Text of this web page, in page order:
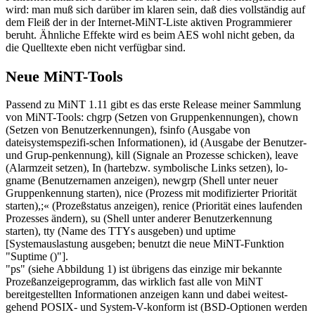
wird: man muß sich darüber im klaren sein, daß dies vollständig auf
dem Fleiß der in der Internet-MiNT-Liste aktiven Programmierer
beruht. Ähnliche Effekte wird es beim AES wohl nicht geben, da
die Quelltexte eben nicht verfügbar sind.
Neue MiNT-Tools
Passend zu MiNT 1.11 gibt es das erste Release meiner Sammlung
von MiNT-Tools: chgrp (Setzen von Gruppenkennungen), chown
(Setzen von Benutzerkennungen), fsinfo (Ausgabe von
dateisystemspezifi-schen Informationen), id (Ausgabe der Benutzer-
und Grup-penkennung), kill (Signale an Prozesse schicken), leave
(Alarmzeit setzen), In (hartebzw. symbolische Links setzen), lo-
gname (Benutzernamen anzeigen), newgrp (Shell unter neuer
Gruppenkennung starten), nice (Prozess mit modifizierter Priorität
starten),;« (Prozeßstatus anzeigen), renice (Priorität eines laufenden
Prozesses ändern), su (Shell unter anderer Benutzerkennung
starten), tty (Name des TTYs ausgeben) und uptime
[Systemauslastung ausgeben; benutzt die neue MiNT-Funktion
"Suptime ()"].
"ps" (siehe Abbildung 1) ist übrigens das einzige mir bekannte
Prozeßanzeigeprogramm, das wirklich fast alle von MiNT
bereitgestellten Informationen anzeigen kann und dabei weitest-
gehend POSIX- und System-V-konform ist (BSD-Optionen werden